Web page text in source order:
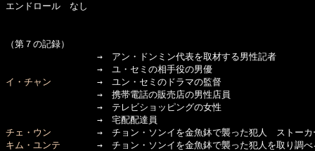
エンドロール　なし
（第７の記録）
→　アン・ドンミン代表を取材する男性記者
イ・チャン →　ユン・セミのドラマの監督
→　携帯電話の販売店の男性店員
→　テレビショッピングの女性
チェ・ウン
キム・ユンテ →　チョン・ソンイを金魚鉢で襲った犯人を取り調